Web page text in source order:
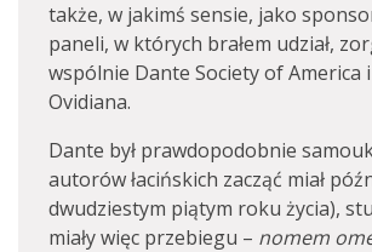
także, w jakimś sensie, jako
paneli, w których brałem udział,
wspólnie Dante Society of America
Ovidiana.
Dante był prawdopodobnie
autorów łacińskich zacząć miał
dwudziestym piątym roku życia),
miały więc przebiegu – nomem